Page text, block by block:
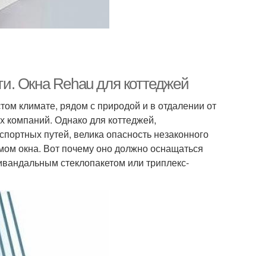
Окна Rehau для коттеджей
климате, рядом с природой и в отдалении от
Однако для коттеджей,
путей, велика опасность незаконного
окна. Вот почему оно должно оснащаться
стеклопакетом или триплекс-